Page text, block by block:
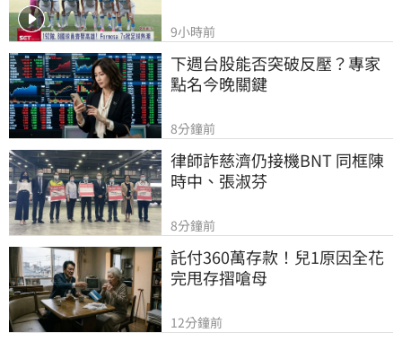
9小時前
下週台股能否突破反壓？專家
點名今晚關鍵
8分鐘前
律師詐慈濟仍接機BNT 同框陳
時中、張淑芬
8分鐘前
託付360萬存款！兒1原因全花
完甩存摺嗆母
12分鐘前